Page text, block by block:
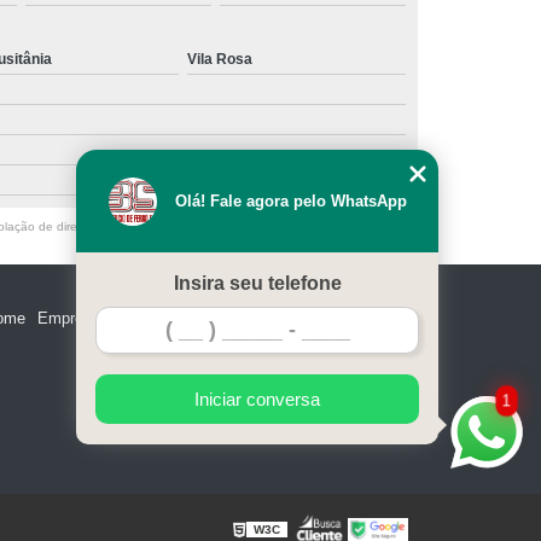
de Aço para Garagem
Portão em Aço
Vila Rosa
de direito autoral – artigo 184 do Código Penal –
Empresa Serviços
1
Olá! Fale agora pelo WhatsApp
Insira seu telefone
Iniciar conversa
W3C